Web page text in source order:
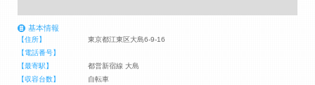
基本情報
【住所】
東京都江東区大島6-9-16
【電話番号】
【最寄駅】
都営新宿線 大島
【収容台数】
自転車